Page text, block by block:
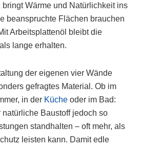
Wärme und Natürlichkeit ins
beanspruchte Flächen brauchen
Arbeitsplattenöl bleibt die
lange erhalten.
der eigenen vier Wände
gefragtes Material. Ob im
in der Küche oder im Bad:
Baustoff jedoch so
standhalten – oft mehr, als
leisten kann. Damit edle